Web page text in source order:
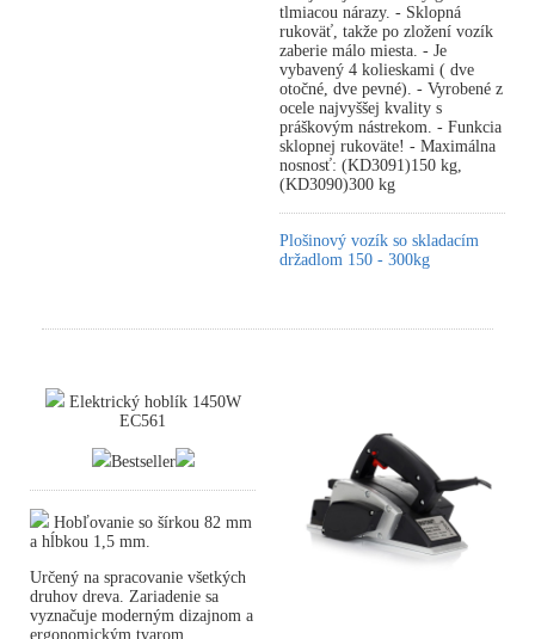
tlmiacou nárazy. - Sklopná
rukoväť, takže po zložení vozík
zaberie málo miesta. - Je
vybavený 4 kolieskami ( dve
otočné, dve pevné). - Vyrobené z
ocele najvyššej kvality s
práškovým nástrekom. - Funkcia
sklopnej rukoväte! - Maximálna
nosnosť: (KD3091)150 kg,
(KD3090)300 kg
Plošinový vozík so skladacím
držadlom 150 - 300kg
Elektrický hoblík 1450W
EC561
Bestseller
Hobľovanie so šírkou 82 mm
a hĺbkou 1,5 mm.
Určený na spracovanie všetkých
druhov dreva. Zariadenie sa
vyznačuje moderným dizajnom a
ergonomickým tvarom.